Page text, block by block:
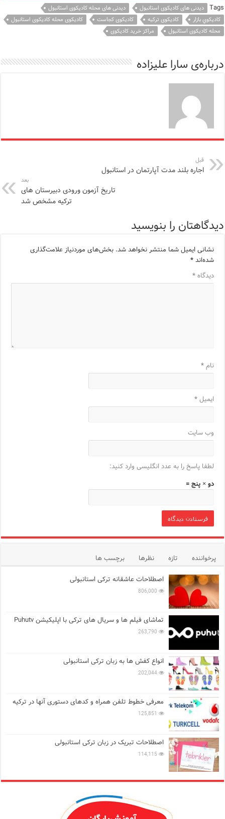
Tags دیدنی های کادیکوی استانبول
دیدنی های محله کادیکوی استانبول
كاديكوي بازار
کادیکوی ترکیه کادیکوی کجاست
کادیکوی محله کادیکوی استانبول
محله کادیکوی استانبول
مراکز خرید کادیکوی
درباره‌ی سارا علیزاده
قبل
اجاره بلند مدت آپارتمان در استانبول
بعد
تاریخ آزمون ورودی دبیرستان های
ترکیه مشخص شد
دیدگاهتان را بنویسید
نشانی ایمیل شما منتشر نخواهد شد. بخش‌های موردنیاز علامت‌گذاری
شده‌اند*
دیدگاه*
نام*
ایمیل*
وب‌ سایت
لطفا پاسخ را به عدد انگلیسی وارد کنید:
دو × پنج =
پرخواننده تازه نظرها
برچسب ها
اصطلاحات عاشقانه ترکی استانبولی
806,000
تماشای فیلم ها و سریال های ترکی با اپلیکیشن Puhutv
263,790
انواع کفش ها به زبان ترکی استانبولی
202,044
معرفی خطوط تلفن همراه و کدهای دستوری آنها در ترکیه
125,851
اصطلاحات تبریک در زبان ترکی استانبولی
114,115